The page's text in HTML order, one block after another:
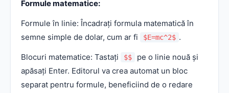
Formule matematice:
Formule în linie: Încadrați formula matematică în
semne simple de dolar, cum ar fi
$E=mc^2$ .
Blocuri matematice: Tastați $$
pe o linie nouă și
apăsați Enter. Editorul va crea automat un bloc
separat pentru formule, beneficiind de o redare